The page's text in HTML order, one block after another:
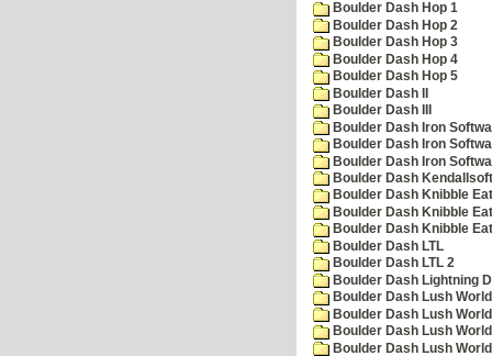
Boulder Dash Hop 1
Boulder Dash Hop 2
Boulder Dash Hop 3
Boulder Dash Hop 4
Boulder Dash Hop 5
Boulder Dash II
Boulder Dash III
Boulder Dash Iron
Boulder Dash Iron
Boulder Dash Iron
Boulder Dash
Boulder Dash Knibble
Boulder Dash Knibble
Boulder Dash Knibble
Boulder Dash LTL
Boulder Dash LTL 2
Boulder Dash Lightning
Boulder Dash Lush
Boulder Dash Lush
Boulder Dash Lush
Boulder Dash Lush